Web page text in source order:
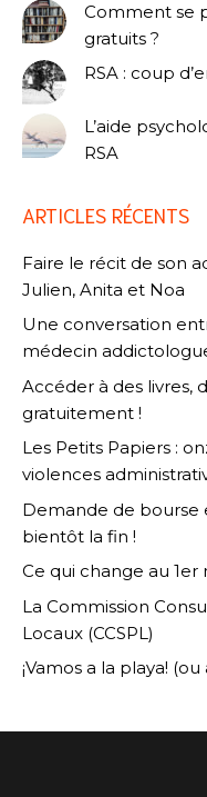
Comment se
gratuits ?
RSA : coup
L’aide
RSA
ARTICLES RÉCENTS
Faire le récit de son
Julien, Anita et Noa
Une conversation
médecin
Accéder à des livres,
gratuitement !
Les Petits Papiers :
violences
Demande de bourse
bientôt la fin !
Ce qui change au 1er
La Commission
Locaux (CCSPL)
¡Vamos a la playa! (ou